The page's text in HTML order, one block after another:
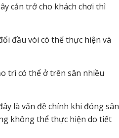
cản trở cho khách chơi thì
đầu vòi có thể thực hiện và
trì có thể ở trên sân nhiều
là vấn đề chính khi đóng sân
không thể thực hiện do tiết